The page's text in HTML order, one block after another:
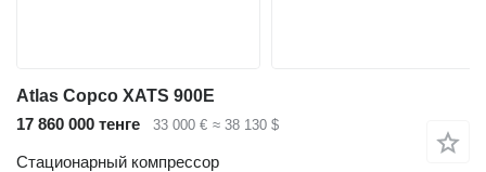
Atlas Copco XATS 900E
17 860 000 тенге
33 000 € ≈ 38 130 $
Стационарный компрессор